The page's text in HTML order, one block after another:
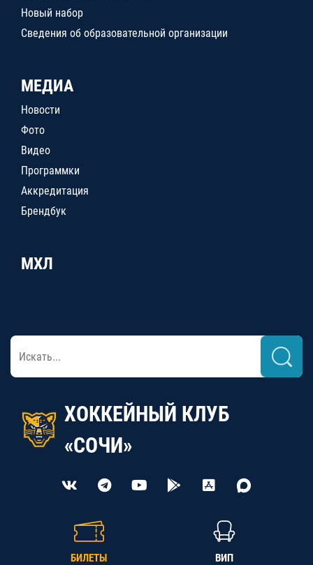
Новый набор
Сведения об образовательной организации
МЕДИА
Новости
Фото
Видео
Программки
Аккредитация
Брендбук
МХЛ
ХОККЕЙНЫЙ КЛУБ
«СОЧИ»
БИЛЕТЫ ВИП